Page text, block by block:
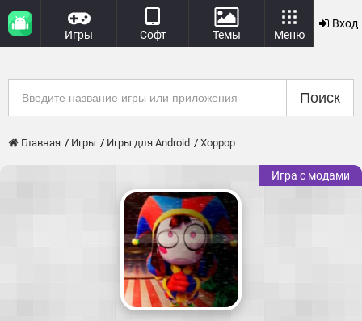
Игры Софт Темы Меню
Вход
Поиск
Главная Игры Игры для Android Хоррор
Игра с модами